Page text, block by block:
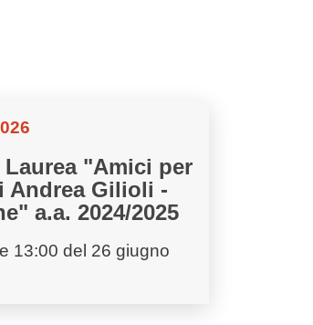
"Amici per
Andrea Gilioli -
a.a. 2024/2025
13:00 del 26 giugno